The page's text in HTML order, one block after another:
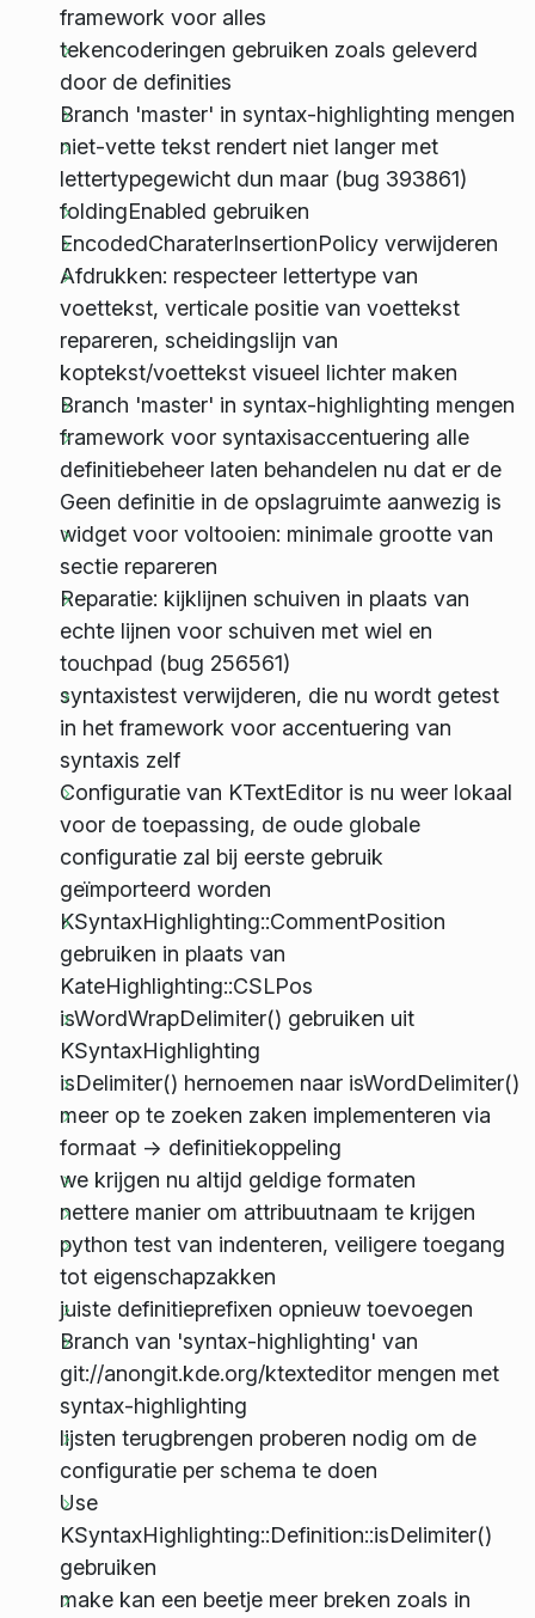
framework voor alles
tekencoderingen gebruiken zoals geleverd
door de definities
Branch 'master' in syntax-highlighting mengen
niet-vette tekst rendert niet langer met
lettertypegewicht dun maar (bug 393861)
foldingEnabled gebruiken
EncodedCharaterInsertionPolicy verwijderen
Afdrukken: respecteer lettertype van
voettekst, verticale positie van voettekst
repareren, scheidingslijn van
koptekst/voettekst visueel lichter maken
Branch 'master' in syntax-highlighting mengen
framework voor syntaxisaccentuering alle
definitiebeheer laten behandelen nu dat er de
Geen definitie in de opslagruimte aanwezig is
widget voor voltooien: minimale grootte van
sectie repareren
Reparatie: kijklijnen schuiven in plaats van
echte lijnen voor schuiven met wiel en
touchpad (bug 256561)
syntaxistest verwijderen, die nu wordt getest
in het framework voor accentuering van
syntaxis zelf
Configuratie van KTextEditor is nu weer lokaal
voor de toepassing, de oude globale
configuratie zal bij eerste gebruik
geïmporteerd worden
KSyntaxHighlighting::CommentPosition
gebruiken in plaats van
KateHighlighting::CSLPos
isWordWrapDelimiter() gebruiken uit
KSyntaxHighlighting
isDelimiter() hernoemen naar isWordDelimiter()
meer op te zoeken zaken implementeren via
formaat -> definitiekoppeling
we krijgen nu altijd geldige formaten
nettere manier om attribuutnaam te krijgen
python test van indenteren, veiligere toegang
tot eigenschapzakken
juiste definitieprefixen opnieuw toevoegen
Branch van 'syntax-highlighting' van
git://anongit.kde.org/ktexteditor mengen met
syntax-highlighting
lijsten terugbrengen proberen nodig om de
configuratie per schema te doen
Use
KSyntaxHighlighting::Definition::isDelimiter()
gebruiken
make kan een beetje meer breken zoals in